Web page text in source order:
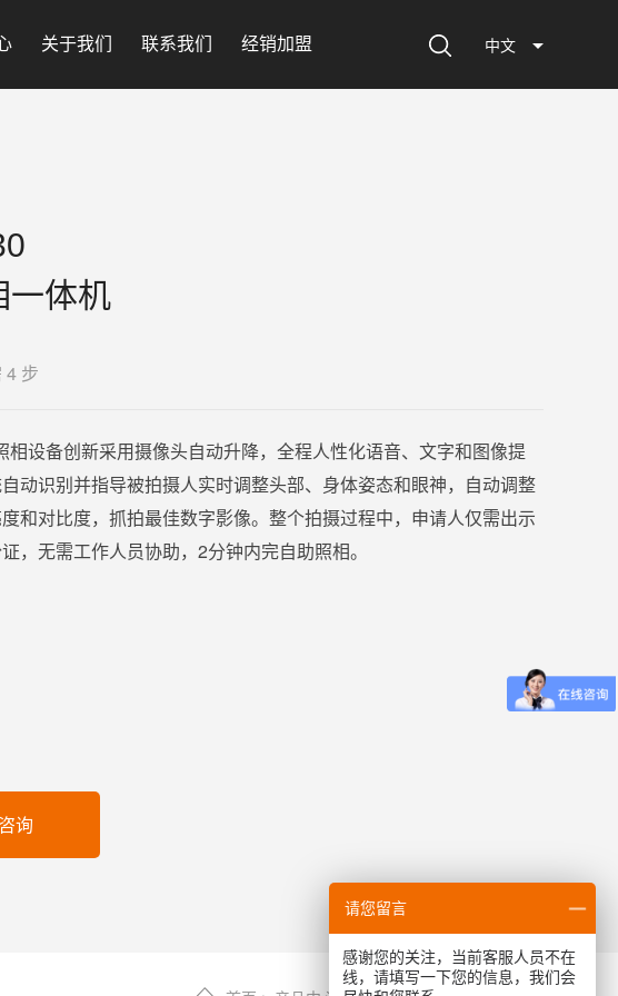
中文
关于我们 联系我们 经销加盟
一体机
4 步
相设备创新采用摄像头自动升降，全程人性化语音、文字和图像提
动识别并指导被拍摄人实时调整头部、身体姿态和眼神，自动调整
和对比度，抓拍最佳数字影像。整个拍摄过程中，申请人仅需出示
，无需工作人员协助，2分钟内完自助照相。
询
请您留言
感谢您的关注，当前客服人员不在
线，请填写一下您的信息，我们会